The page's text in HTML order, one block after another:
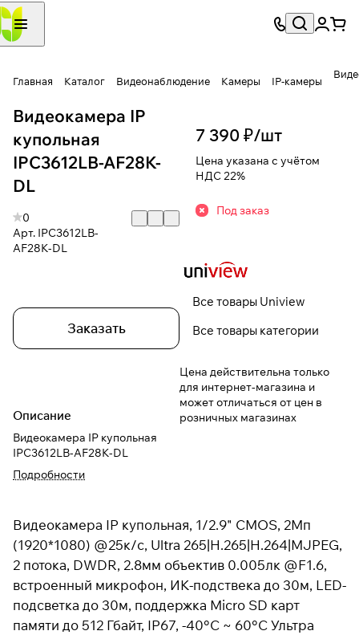
Главная Каталог Видеонаблюдение Камеры IP-камеры
Видеокамера IP
купольная
IPC3612LB-AF28K-
DL
0
Арт. IPC3612LB-
AF28K-DL
Заказать
Описание
Видеокамера IP купольная
IPC3612LB-AF28K-DL
Подробности
7 390 ₽/шт
Цена указана с учётом
НДС 22%
Под заказ
Все товары Uniview
Все товары категории
Цена действительна только
для интернет-магазина и
может отличаться от цен в
розничных магазинах
Видеокамера IP купольная, 1/2.9" CMOS, 2Мп
(1920*1080) @25к/c, Ultra 265|H.265|H.264|MJPEG,
2 потока, DWDR, 2.8мм объектив 0.005лк @F1.6,
встроенный микрофон, ИК-подствека до 30м, LED-
подсветка до 30м, поддержка Micro SD карт
памяти до 512 Гбайт, IP67, -40°C ~ 60°C Ультра